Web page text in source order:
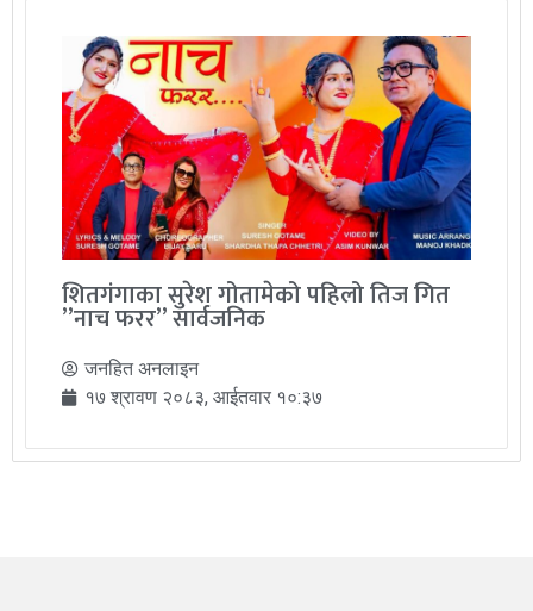
शितगंगाका सुरेश गोतामेको पहिलो तिज गित
”नाच फरर” सार्वजनिक
जनहित अनलाइन
१७ श्रावण २०८३, आईतवार १०:३७